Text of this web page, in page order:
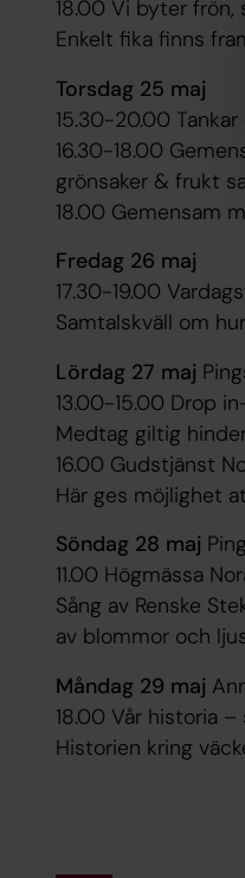
18.00 Vi byter frön,
Enkelt fika finns
Torsdag 25 maj
15.30-20.00
16.30-18.00
grönsaker & frukt
18.00 Gemensam
Fredag 26 maj
17.30-19.00
Samtalskväll om
Lördag 27 maj
13.00-15.00 Drop
Medtag giltig
16.00 Gudstjänst
Här ges möjlighet
Söndag 28 maj
11.00 Högmässa
Sång av Renske
av blommor och
Måndag 29 maj
18.00 Vår historia
Historien kring